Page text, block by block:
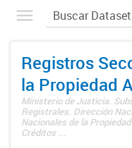
Registros
la Propiedad
Ministerio de Justicia.
Registrales. Dirección
Nacionales de la
Créditos ...